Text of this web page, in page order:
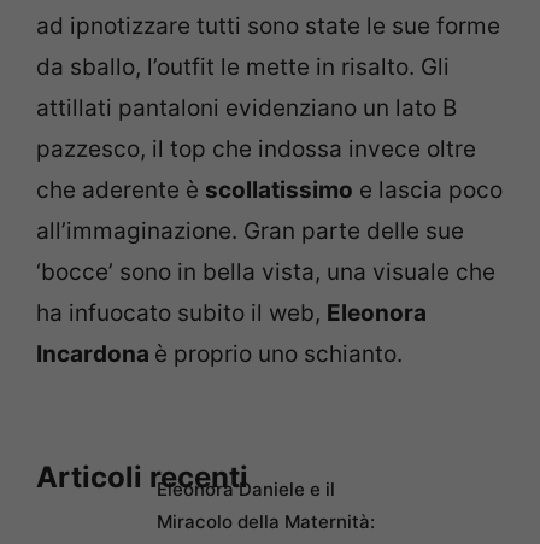
ad ipnotizzare tutti sono state le sue forme
da sballo, l’outfit le mette in risalto. Gli
attillati pantaloni evidenziano un lato B
pazzesco, il top che indossa invece oltre
che aderente è scollatissimo e lascia poco
all’immaginazione. Gran parte delle sue
‘bocce’ sono in bella vista, una visuale che
ha infuocato subito il web, Eleonora
Incardona è proprio uno schianto.
Articoli recentiEleonora Daniele e il
Miracolo della Maternità: